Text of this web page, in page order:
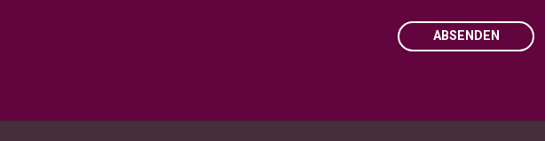
ABSENDEN